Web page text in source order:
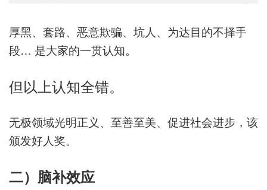
厚黑、套路、恶意欺骗、坑人、为达目的不择手
段… 是大家的一贯认知。
但以上认知全错。
无极领域光明正义、至善至美、促进社会进步，该
颁发好人奖。
二）脑补效应